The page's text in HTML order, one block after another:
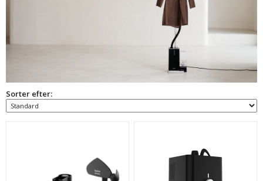
Sorter efter: